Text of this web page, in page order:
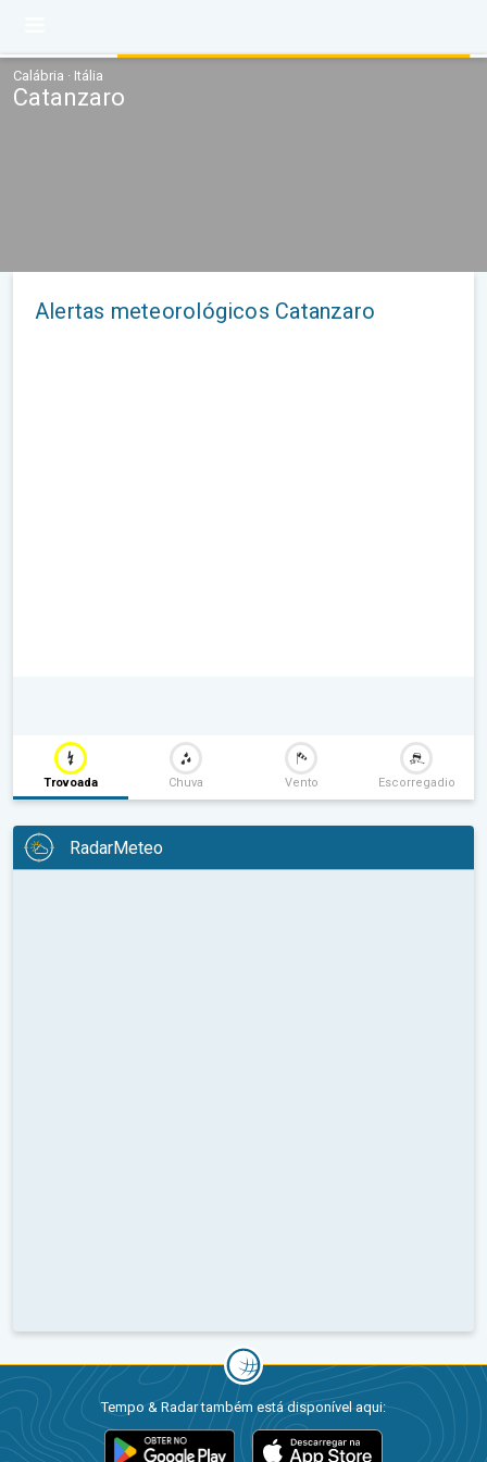
Calábria · Itália
Catanzaro
Alertas meteorológicos Catanzaro
Trovoada Chuva Vento Escorregadio
RadarMeteo
Tempo & Radar também está disponível aqui: